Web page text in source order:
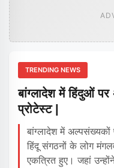
TRENDING NEWS
बांग्लादेश में हिंदुओं पर
प्रोटेस्ट |
बांग्लादेश में अल्पसंख्यकों
हिंदू संगठनों के लोग
एकत्रित हुए। जहां